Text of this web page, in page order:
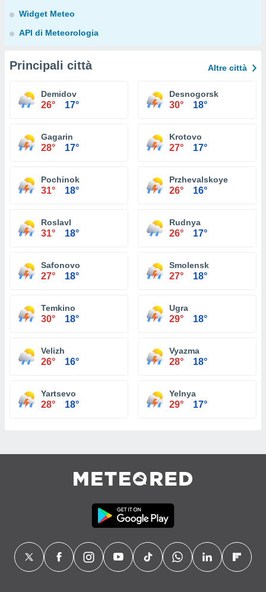
Widget Meteo
API di Meteorologia
Principali città Altre città
Demidov
26° 17°
Desnogorsk
30° 18°
Gagarin
28° 17°
Krotovo
27° 17°
Pochinok
31° 18°
Przhevalskoye
26° 16°
Roslavl
31° 18°
Rudnya
26° 17°
Safonovo
27° 18°
Smolensk
27° 18°
Temkino
30° 18°
Ugra
29° 18°
Velizh
26° 16°
Vyazma
28° 18°
Yartsevo
28° 18°
Yelnya
29° 17°